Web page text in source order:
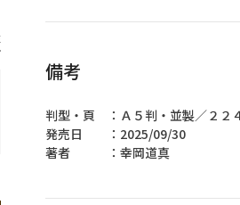
備考
判型・頁 ：Ａ５判・並製／２２
発売日 ：2025/09/30
著者 ：幸岡道真